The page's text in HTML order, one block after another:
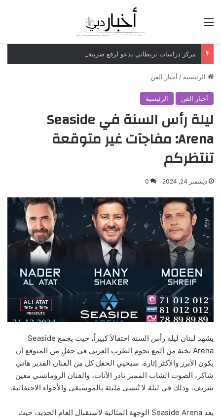
مركز دراسات بريطاني يدعو لرفع ضريبة الدخل إلى 52%
الرئيسية / أخبار الفن
أخبار الفن الرئيسية
ليلة رأس السنة في Seaside
Arena: مفاجآت غير متوقعة
تنتظركم
ديسمبر 24, 2024 0
يشهد لبنان ليلة رأس السنة احتفالاً كبيراً، حيث يجمع Seaside
Arena نخبة من ألمع نجوم الطرب العربي في حفلٍ من المتوقع أن
يكون الأبرز والأكثر إثارة. سيحيي الحفل كل من الفنان القدير هاني
شاكر، الصوت الشاب المميز نادر الأتات، والفنان الرومانسي معين
شريف، وذلك في ليلة لا تُنسى مليئة بالموسيقى والأجواء الاحتفالية.
يعد Seaside Arena الوجهة المثالية لاستقبال العام الجديد، حيث